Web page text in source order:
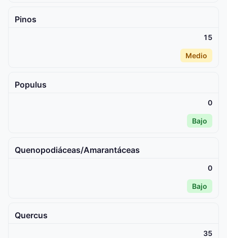
Pinos
15
Medio
Populus
0
Bajo
Quenopodiáceas/Amarantáceas
0
Bajo
Quercus
35